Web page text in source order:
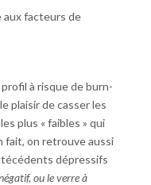
aux facteurs de
à risque de burn-
plaisir de casser les
plus « faibles » qui
fait, on retrouve aussi
dépressifs
ou le verre à